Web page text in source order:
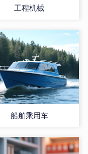
工程机械
船舶乘用车